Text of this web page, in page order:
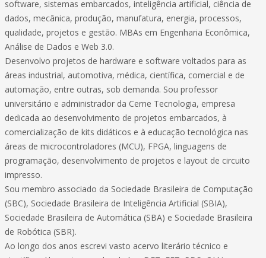
software, sistemas embarcados, inteligência artificial, ciência de
dados, mecânica, produção, manufatura, energia, processos,
qualidade, projetos e gestão. MBAs em Engenharia Econômica,
Análise de Dados e Web 3.0.
Desenvolvo projetos de hardware e software voltados para as
áreas industrial, automotiva, médica, científica, comercial e de
automação, entre outras, sob demanda. Sou professor
universitário e administrador da Cerne Tecnologia, empresa
dedicada ao desenvolvimento de projetos embarcados, à
comercialização de kits didáticos e à educação tecnológica nas
áreas de microcontroladores (MCU), FPGA, linguagens de
programação, desenvolvimento de projetos e layout de circuito
impresso.
Sou membro associado da Sociedade Brasileira de Computação
(SBC), Sociedade Brasileira de Inteligência Artificial (SBIA),
Sociedade Brasileira de Automática (SBA) e Sociedade Brasileira
de Robótica (SBR).
Ao longo dos anos escrevi vasto acervo literário técnico e